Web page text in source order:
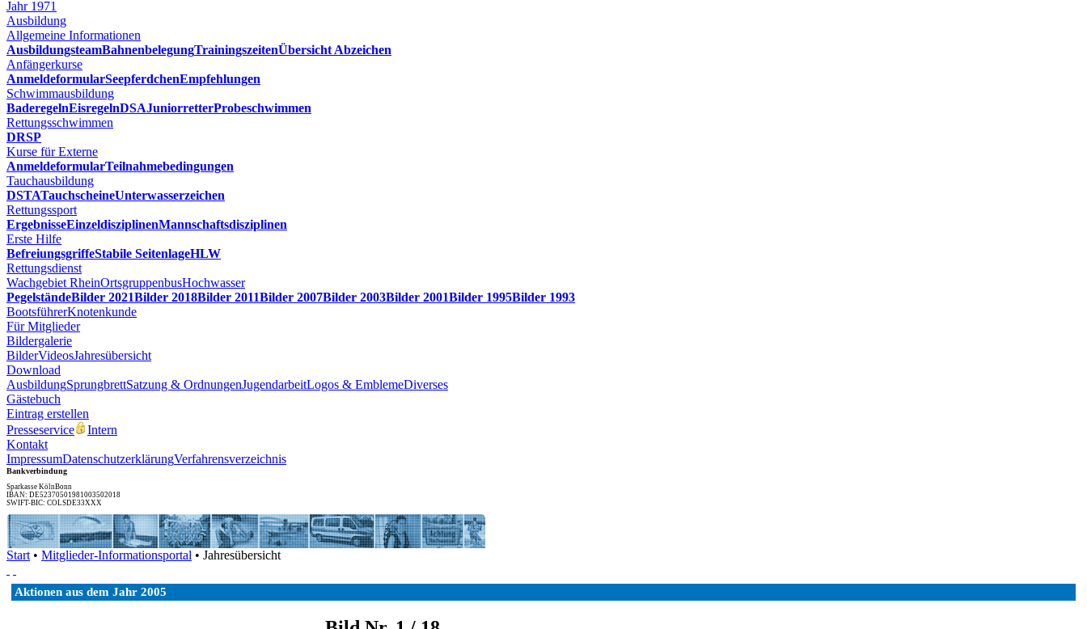
Jahr 1971
Ausbildung
Allgemeine Informationen
AusbildungsteamBahnenbelegungTrainingszeitenÜbersicht Abzeichen
Anfängerkurse
AnmeldeformularSeepferdchenEmpfehlungen
Schwimmausbildung
BaderegelnEisregelnDSAJuniorretterProbeschwimmen
Rettungsschwimmen
DRSP
Kurse für Externe
AnmeldeformularTeilnahmebedingungen
Tauchausbildung
DSTATauchscheineUnterwasserzeichen
Rettungssport
ErgebnisseEinzeldisziplinenMannschaftsdisziplinen
Erste Hilfe
BefreiungsgriffeStabile SeitenlageHLW
Rettungsdienst
Wachgebiet RheinOrtsgruppenbusHochwasser
PegelständeBilder 2021Bilder 2018Bilder 2011Bilder 2007Bilder 2003Bilder 2001Bilder 1995Bilder 1993
BootsführerKnotenkunde
Für Mitglieder
Bildergalerie
BilderVideosJahresübersicht
Download
AusbildungSprungbrettSatzung & OrdnungenJugendarbeitLogos & EmblemeDiverses
Gästebuch
Eintrag erstellen
Presseservice
Intern
Kontakt
ImpressumDatenschutzerklärungVerfahrensverzeichnis
Bankverbindung
Sparkasse KölnBonn
IBAN: DE52370501981003502018
SWIFT-BIC: COLSDE33XXX
Start • Mitglieder-Informationsportal • Jahresübersicht
Aktionen aus dem Jahr 2005